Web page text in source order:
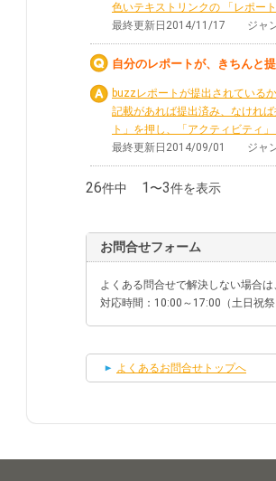
色いテキストリンクの 「レポー
最終更新日2014/11/17 ジャ
自分のレポートが、きちんと
buzzレポートが提出されている
記載があれば提出済み、なけれ
ト」を押し、「アクティビティ
最終更新日2014/09/01 ジャ
26件中 1 〜3件を表示
お問合せフォーム
よくある問合せで解決しない場合
対応時間：10:00～17:00（土日祝祭
よくあるお問合せトップへ